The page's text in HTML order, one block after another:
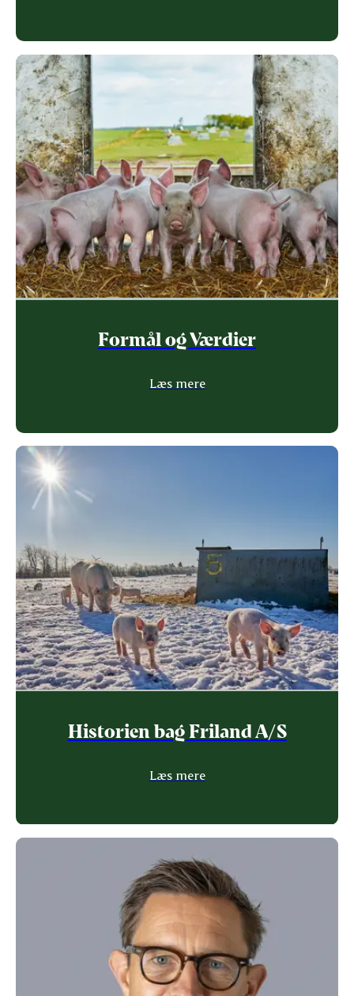
Formål og Værdier
Læs mere
Historien bag Friland A/S
Læs mere